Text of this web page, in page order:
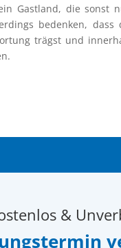
Gastland, die sonst
bedenken, dass
trägst und
&